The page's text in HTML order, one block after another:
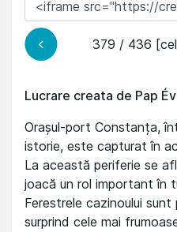
379 / 436
Lucrare creata de Pap
Orașul-port Constanța,
istorie, este capturat în
La această periferie se
joacă un rol important în
Ferestrele cazinoului
surprind cele mai